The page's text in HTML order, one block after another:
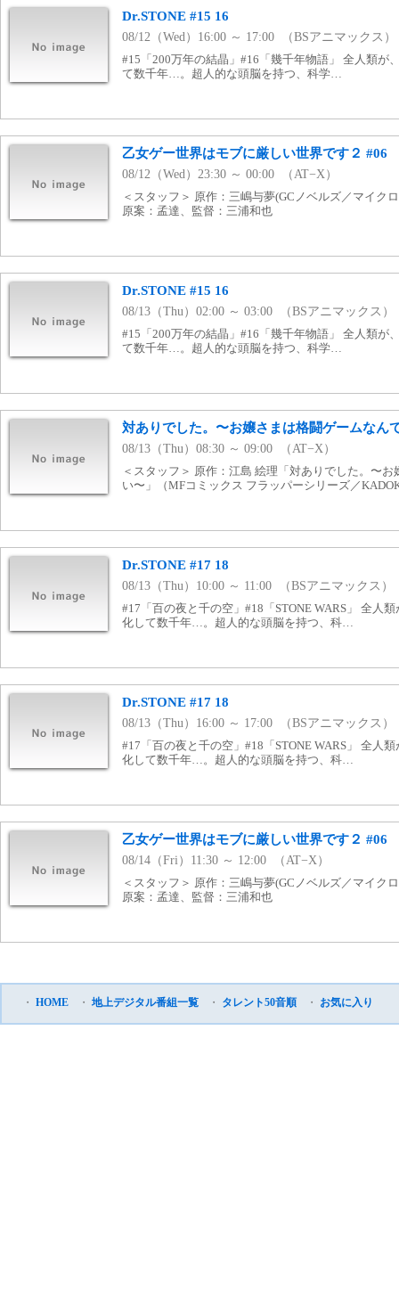
Dr.STONE #15 16
08/12（Wed）16:00 ～ 17:00 （BSアニマックス）
#15「200万年の結晶」#16「幾千年物語」 全人類が
て数千年…。超人的な頭脳を持つ、科学…
乙女ゲー世界はモブに厳しい世界です２ #06
08/12（Wed）23:30 ～ 00:00 （AT−X）
＜スタッフ＞ 原作：三嶋与夢(GCノベルズ／マイク
原案：孟達、監督：三浦和也
Dr.STONE #15 16
08/13（Thu）02:00 ～ 03:00 （BSアニマックス）
#15「200万年の結晶」#16「幾千年物語」 全人類が
て数千年…。超人的な頭脳を持つ、科学…
対ありでした。〜お嬢さまは格闘ゲームなん
08/13（Thu）08:30 ～ 09:00 （AT−X）
＜スタッフ＞ 原作：江島 絵理「対ありでした。〜
い〜」（MFコミックス フラッパーシリーズ／
Dr.STONE #17 18
08/13（Thu）10:00 ～ 11:00 （BSアニマックス）
#17「百の夜と千の空」#18「STONE WARS」 全人
化して数千年…。超人的な頭脳を持つ、科…
Dr.STONE #17 18
08/13（Thu）16:00 ～ 17:00 （BSアニマックス）
#17「百の夜と千の空」#18「STONE WARS」 全人
化して数千年…。超人的な頭脳を持つ、科…
乙女ゲー世界はモブに厳しい世界です２ #06
08/14（Fri）11:30 ～ 12:00 （AT−X）
＜スタッフ＞ 原作：三嶋与夢(GCノベルズ／マイク
原案：孟達、監督：三浦和也
・ HOME ・ 地上デジタル番組一覧 ・ タレント50音順 ・ お気に入り